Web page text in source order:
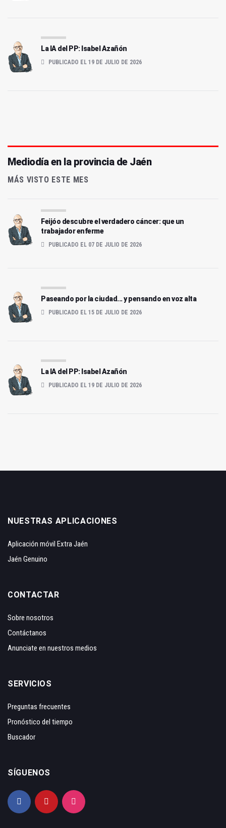
La IA del PP: Isabel Azañón
PUBLICADO EL 19 DE JULIO DE 2026
Mediodía en la provincia de Jaén
MÁS VISTO ESTE MES
Feijóo descubre el verdadero cáncer: que un
trabajador enferme
PUBLICADO EL 07 DE JULIO DE 2026
Paseando por la ciudad... y pensando en voz alta
PUBLICADO EL 15 DE JULIO DE 2026
La IA del PP: Isabel Azañón
PUBLICADO EL 19 DE JULIO DE 2026
NUESTRAS APLICACIONES
Aplicación móvil Extra Jaén
Jaén Genuino
CONTACTAR
Sobre nosotros
Contáctanos
Anunciate en nuestros medios
SERVICIOS
Preguntas frecuentes
Pronóstico del tiempo
Buscador
SÍGUENOS